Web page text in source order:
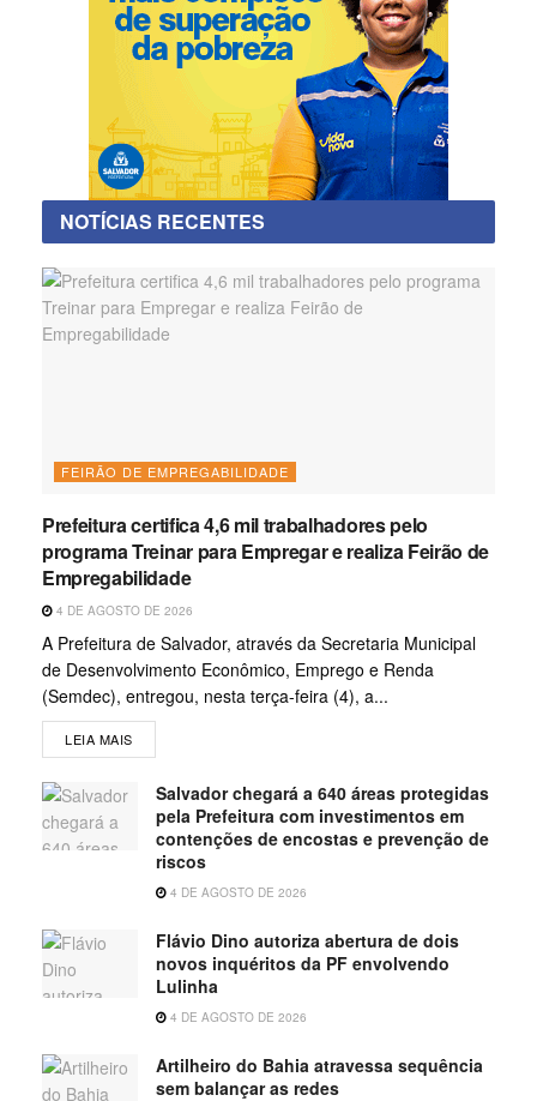
NOTÍCIAS RECENTES
FEIRÃO DE EMPREGABILIDADE
Prefeitura certifica 4,6 mil trabalhadores pelo
programa Treinar para Empregar e realiza Feirão de
Empregabilidade
4 DE AGOSTO DE 2026
A Prefeitura de Salvador, através da Secretaria Municipal
de Desenvolvimento Econômico, Emprego e Renda
(Semdec), entregou, nesta terça-feira (4), a...
LEIA MAIS
Salvador chegará a 640 áreas protegidas
pela Prefeitura com investimentos em
contenções de encostas e prevenção de
riscos
4 DE AGOSTO DE 2026
Flávio Dino autoriza abertura de dois
novos inquéritos da PF envolvendo
Lulinha
4 DE AGOSTO DE 2026
Artilheiro do Bahia atravessa sequência
sem balançar as redes